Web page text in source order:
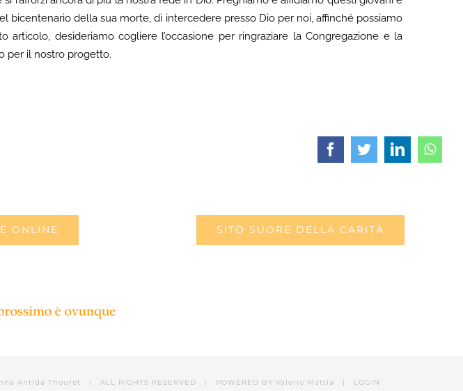
bicentenario della sua morte, di intercedere presso Dio per noi, affinché possiamo
articolo, desideriamo cogliere l’occasione per ringraziare la Congregazione e la
per il nostro progetto.
FacebookTwitterLinkedIn
ONLINE SITO SUORE DELLA CARITÀ
Antida Thouret | ALL RIGHTS RESERVED | POWERED BY Valerio Mattia | LOGIN